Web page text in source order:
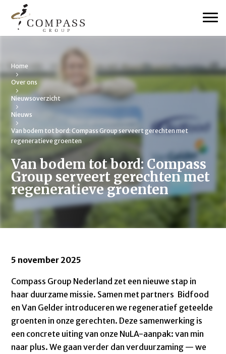
Home
Over ons
Nieuwsoverzicht
Nieuws
Van bodem tot bord: Compass Group serveert gerechten met
regeneratieve groenten
Van bodem tot bord: Compass
Group serveert gerechten met
regeneratieve groenten
5 november 2025
Compass Group Nederland zet een nieuwe stap in
haar duurzame missie. Samen met partners Bidfood
en Van Gelder introduceren we regeneratief geteelde
groenten in onze gerechten. Deze samenwerking is
een concrete uiting van onze NuLA-aanpak: van min
naar plus. We gaan verder dan verduurzaming — we